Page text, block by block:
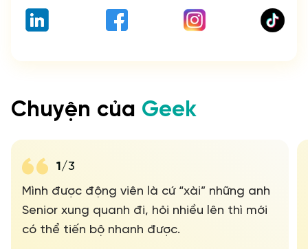
Chuyện của Geek
1/3
Mình được động viên là cứ “xài” những anh
Senior xung quanh đi, hỏi nhiều lên thì mới
có thể tiến bộ nhanh được.